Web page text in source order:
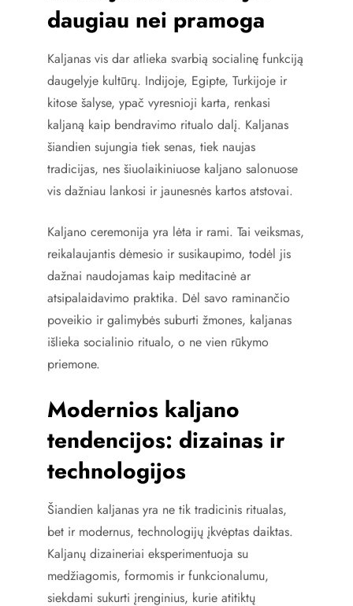
daugiau nei pramoga
Kaljanas vis dar atlieka svarbią socialinę funkciją
daugelyje kultūrų. Indijoje, Egipte, Turkijoje ir
kitose šalyse, ypač vyresnioji karta, renkasi
kaljaną kaip bendravimo ritualo dalį. Kaljanas
šiandien sujungia tiek senas, tiek naujas
tradicijas, nes šiuolaikiniuose kaljano salonuose
vis dažniau lankosi ir jaunesnės kartos atstovai.
Kaljano ceremonija yra lėta ir rami. Tai veiksmas,
reikalaujantis dėmesio ir susikaupimo, todėl jis
dažnai naudojamas kaip meditacinė ar
atsipalaidavimo praktika. Dėl savo raminančio
poveikio ir galimybės suburti žmones, kaljanas
išlieka socialinio ritualo, o ne vien rūkymo
priemone.
Modernios kaljano
tendencijos: dizainas ir
technologijos
Šiandien kaljanas yra ne tik tradicinis ritualas,
bet ir modernus, technologijų įkvėptas daiktas.
Kaljanų dizaineriai eksperimentuoja su
medžiagomis, formomis ir funkcionalumu,
siekdami sukurti įrenginius, kurie atitiktų